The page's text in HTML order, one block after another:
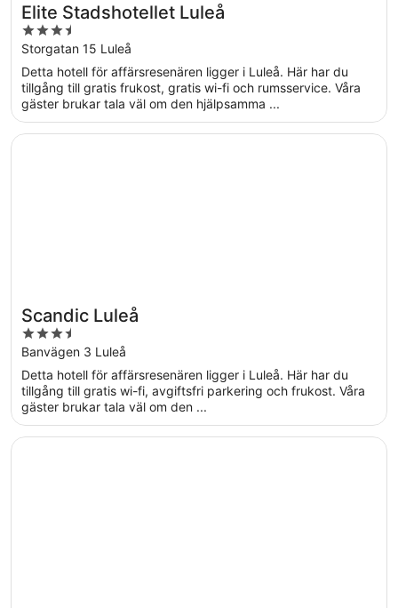
Elite Stadshotellet Luleå
3.5
out
of
5
Storgatan 15 Luleå
Detta hotell för affärsresenären ligger i Luleå. Här har du
tillgång till gratis frukost, gratis wi-fi och rumsservice. Våra
gäster brukar tala väl om den hjälpsamma ...
Scandic Luleå
3.5
out
of
5
Banvägen 3 Luleå
Detta hotell för affärsresenären ligger i Luleå. Här har du
tillgång till gratis wi-fi, avgiftsfri parkering och frukost. Våra
gäster brukar tala väl om den ...
Öppnas i ett nytt fönster
Scandic Luleå
Öppnas i ett nytt fönster
Comfort Hotel Arctic